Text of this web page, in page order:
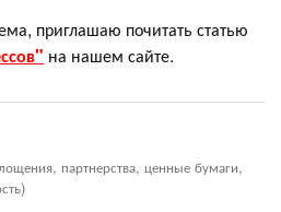
приглашаю почитать статью
на нашем сайте.
партнерства, ценные бумаги,